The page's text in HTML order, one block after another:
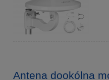
Antena dookólna